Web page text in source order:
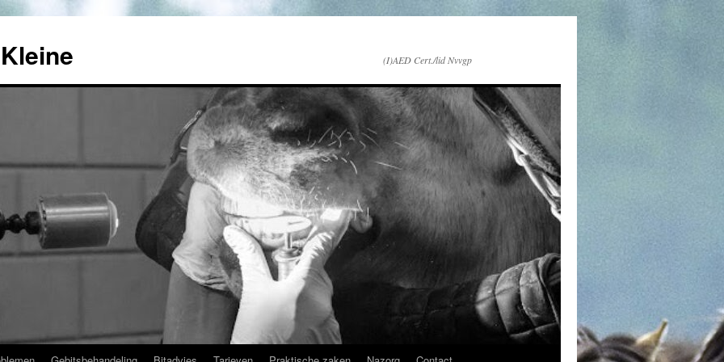
(I)AED Cert./lid Nvvgp